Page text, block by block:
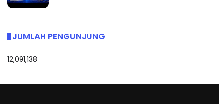
JUMLAH PENGUNJUNG
12,091,138